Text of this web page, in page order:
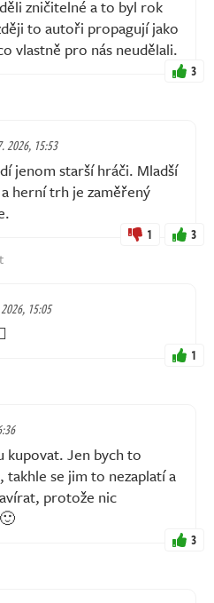
zničitelné a to byl rok
to autoři propagují jako
vlastně pro nás neudělali.
3
2026, 15:53
jenom starší hráči. Mladší
herní trh je zaměřený
1 3
15:05
1
kupovat. Jen bych to
takhle se jim to nezaplatí a
protože nic
3